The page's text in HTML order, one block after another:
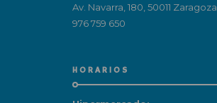
Av. Navarra, 180, 50011 Zaragoza
976 759 650
HORARIOS